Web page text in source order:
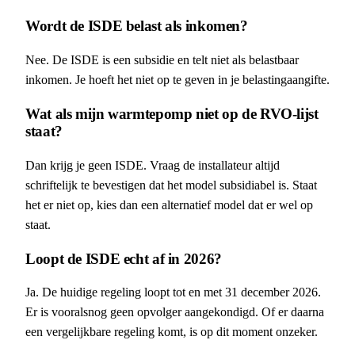
Wordt de ISDE belast als inkomen?
Nee. De ISDE is een subsidie en telt niet als belastbaar
inkomen. Je hoeft het niet op te geven in je belastingaangifte.
Wat als mijn warmtepomp niet op de RVO-lijst
staat?
Dan krijg je geen ISDE. Vraag de installateur altijd
schriftelijk te bevestigen dat het model subsidiabel is. Staat
het er niet op, kies dan een alternatief model dat er wel op
staat.
Loopt de ISDE echt af in 2026?
Ja. De huidige regeling loopt tot en met 31 december 2026.
Er is vooralsnog geen opvolger aangekondigd. Of er daarna
een vergelijkbare regeling komt, is op dit moment onzeker.